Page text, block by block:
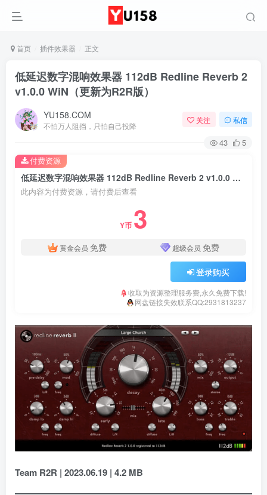
首页 插件效果器 正文
低延迟数字混响效果器 112dB Redline Reverb 2
v1.0.0 WiN（更新为R2R版）
YU158.COM
不怕万人阻挡，只怕自己投降
关注 私信
43 5
低延迟数字混响效果器 112dB Redline Reverb 2 v1.0.0 WiN（更新为R2R版）
此内容为付费资源，请付费后查看
Y币 3
黄金会员 免费 超级会员 免费
登录购买
收取为资源整理服务费,永久免费下载!
网盘链接失效联系QQ:2931813237
付费资源
Team R2R | 2023.06.19 | 4.2 MB